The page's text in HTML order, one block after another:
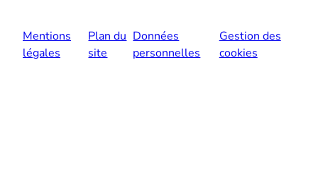
Mentions
légales
Plan du
site
Données
personnelles
Gestion des
cookies